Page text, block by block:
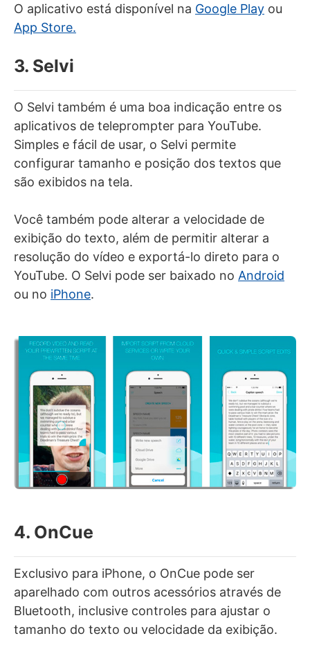
O aplicativo está disponível na Google Play ou
App Store.
3. Selvi
O Selvi também é uma boa indicação entre os
aplicativos de teleprompter para YouTube.
Simples e fácil de usar, o Selvi permite
configurar tamanho e posição dos textos que
são exibidos na tela.
Você também pode alterar a velocidade de
exibição do texto, além de permitir alterar a
resolução do vídeo e exportá-lo direto para o
YouTube. O Selvi pode ser baixado no Android
ou no iPhone.
4. OnCue
Exclusivo para iPhone, o OnCue pode ser
aparelhado com outros acessórios através de
Bluetooth, inclusive controles para ajustar o
tamanho do texto ou velocidade da exibição.